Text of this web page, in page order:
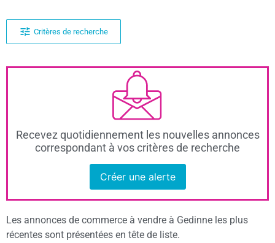
Critères de recherche
Recevez quotidiennement les nouvelles annonces
correspondant à vos critères de recherche
Créer une alerte
Les annonces de commerce à vendre à Gedinne les plus
récentes sont présentées en tête de liste.